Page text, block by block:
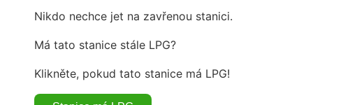
Nikdo nechce jet na zavřenou stanici.
Má tato stanice stále LPG?
Klikněte, pokud tato stanice má LPG!